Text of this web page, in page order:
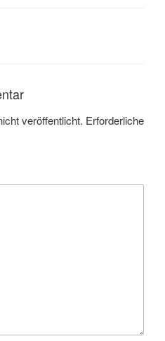
veröffentlicht. Erforderliche